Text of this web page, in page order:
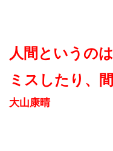
人間というの
ミスしたり、
大山康晴